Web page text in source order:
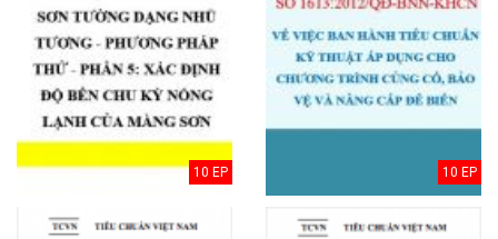
10 EP 10 EP